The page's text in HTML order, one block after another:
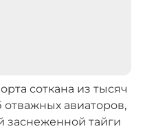
соткана из тысяч
отважных авиаторов,
заснеженной тайги